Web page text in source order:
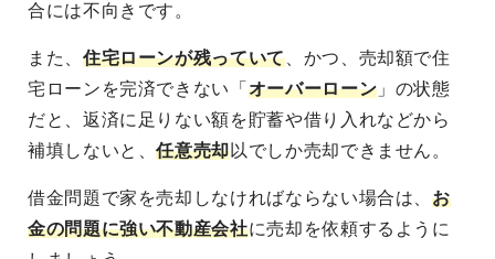
合には不向きです。
また、 住宅ローンが残っていて、かつ、売却額で住
宅ローンを完済できない「 オーバーローン 」の状態
だと、返済に足りない額を貯蓄や借り入れなどから
補填しないと、任意売却以でしか売却できません。
借金問題で家を売却しなければならない場合は、お
金の問題に強い不動産会社に売却を依頼するように